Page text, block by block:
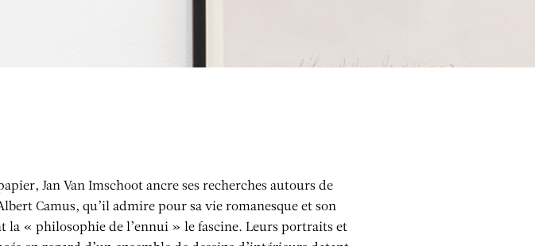
Jan Van Imschoot ancre ses recherches autours de
Camus, qu’il admire pour sa vie romanesque et son
la « philosophie de l’ennui » le fascine. Leurs portraits et